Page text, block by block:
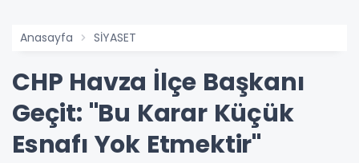
Anasayfa SİYASET
CHP Havza İlçe Başkanı
Geçit: "Bu Karar Küçük
Esnafı Yok Etmektir"